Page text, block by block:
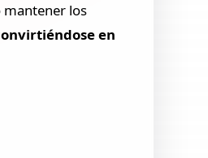
mantener los
en